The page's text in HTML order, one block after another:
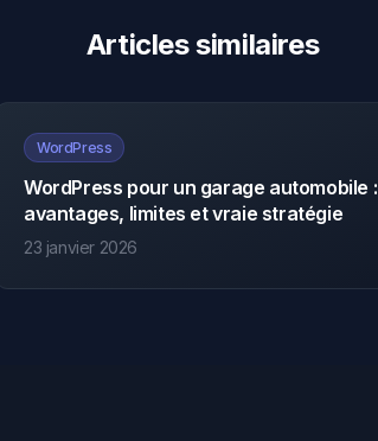
Articles similaires
WordPress
WordPress pour un garage automobile :
avantages, limites et vraie stratégie
23 janvier 2026